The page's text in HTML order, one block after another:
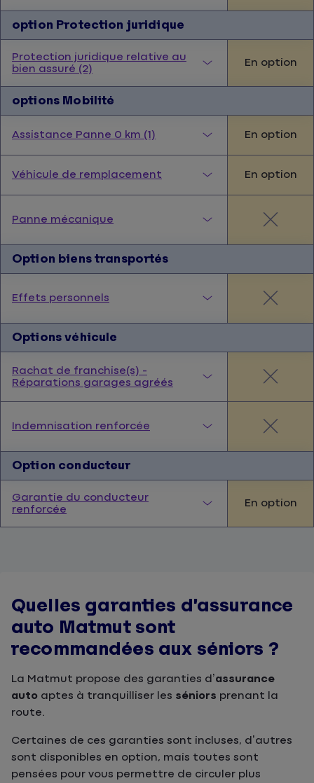
option Protection juridique
Protection juridique relative au
bien assuré (2)
En option
options Mobilité
Assistance Panne 0 km (1) En option
Véhicule de remplacement En option
Panne mécanique
Option biens transportés
Effets personnels
Options véhicule
Rachat de franchise(s) -
Réparations garages agréés
Indemnisation renforcée
Option conducteur
Garantie du conducteur
renforcée
En option
Quelles garanties d’assurance
auto Matmut sont
recommandées aux séniors ?
La Matmut propose des garanties d’assurance
auto aptes à tranquilliser les séniors prenant la
route.
Certaines de ces garanties sont incluses, d’autres
sont disponibles en option, mais toutes sont
pensées pour vous permettre de circuler plus